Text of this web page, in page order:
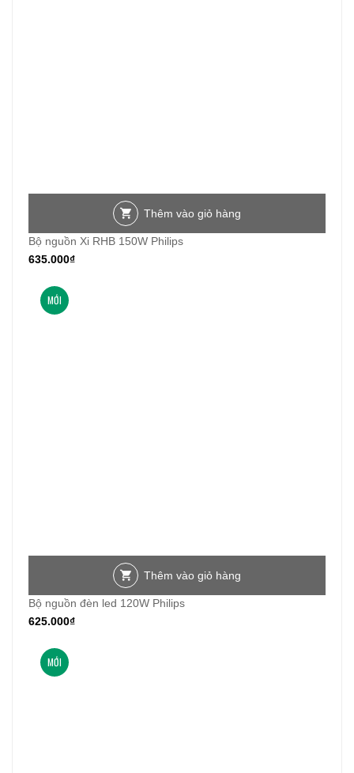
Thêm vào giỏ hàng
Bộ nguồn Xi RHB 150W Philips
635.000₫
MỚI
Thêm vào giỏ hàng
Bộ nguồn đèn led 120W Philips
625.000₫
MỚI